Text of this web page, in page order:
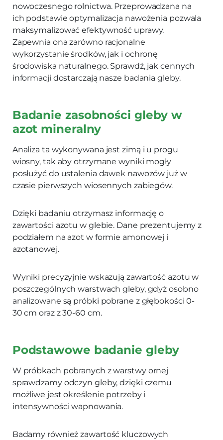
nowoczesnego rolnictwa. Przeprowadzana na
ich podstawie optymalizacja nawożenia pozwala
maksymalizować efektywność uprawy.
Zapewnia ona zarówno racjonalne
wykorzystanie środków, jak i ochronę
środowiska naturalnego. Sprawdź, jak cennych
informacji dostarczają nasze badania gleby.
Badanie zasobności gleby w
azot mineralny
Analiza ta wykonywana jest zimą i u progu
wiosny, tak aby otrzymane wyniki mogły
posłużyć do ustalenia dawek nawozów już w
czasie pierwszych wiosennych zabiegów.
Dzięki badaniu otrzymasz informację o
zawartości azotu w glebie. Dane prezentujemy z
podziałem na azot w formie amonowej i
azotanowej.
Wyniki precyzyjnie wskazują zawartość azotu w
poszczególnych warstwach gleby, gdyż osobno
analizowane są próbki pobrane z głębokości 0-
30 cm oraz z 30-60 cm.
Podstawowe badanie gleby
W próbkach pobranych z warstwy ornej
sprawdzamy odczyn gleby, dzięki czemu
możliwe jest określenie potrzeby i
intensywności wapnowania.
Badamy również zawartość kluczowych